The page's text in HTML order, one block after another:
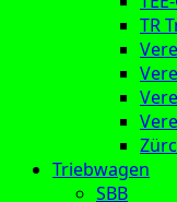
TR
Triebwagen
SBB